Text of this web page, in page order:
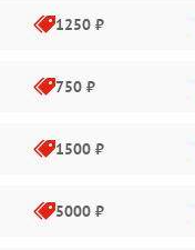
1250 ₽
750 ₽
1500 ₽
5000 ₽